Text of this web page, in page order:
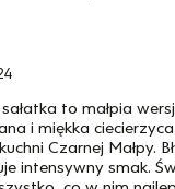
to małpia
i miękka
Czarnej Małpy.
intensywny smak.